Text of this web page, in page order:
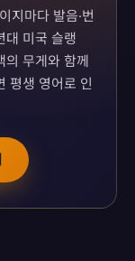
지마다 발음·번
대 미국 슬랭
무게와 함께
평생 영어로 인